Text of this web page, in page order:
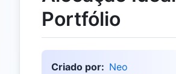
Portfólio
Criado por: Neo